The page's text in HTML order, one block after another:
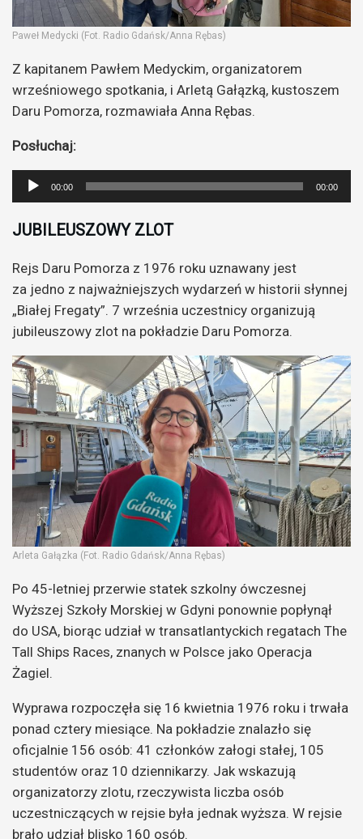
Paweł Medycki (Fot. Radio Gdańsk/Anna Rębas)
Z kapitanem Pawłem Medyckim, organizatorem
wrześniowego spotkania, i Arletą Gałązką, kustoszem
Daru Pomorza, rozmawiała Anna Rębas.
Posłuchaj:
Odtwarzacz
plików
dźwiękowych
00:00 00:00
JUBILEUSZOWY ZLOT
Rejs Daru Pomorza z 1976 roku uznawany jest
za jedno z najważniejszych wydarzeń w historii słynnej
„Białej Fregaty”. 7 września uczestnicy organizują
jubileuszowy zlot na pokładzie Daru Pomorza.
Arleta Gałązka (Fot. Radio Gdańsk/Anna Rębas)
Po 45-letniej przerwie statek szkolny ówczesnej
Wyższej Szkoły Morskiej w Gdyni ponownie popłynął
do USA, biorąc udział w transatlantyckich regatach The
Tall Ships Races, znanych w Polsce jako Operacja
Żagiel.
Wyprawa rozpoczęła się 16 kwietnia 1976 roku i trwała
ponad cztery miesiące. Na pokładzie znalazło się
oficjalnie 156 osób: 41 członków załogi stałej, 105
studentów oraz 10 dziennikarzy. Jak wskazują
organizatorzy zlotu, rzeczywista liczba osób
uczestniczących w rejsie była jednak wyższa. W rejsie
brało udział blisko 160 osób.